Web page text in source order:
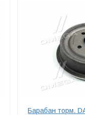
Барабан торм.